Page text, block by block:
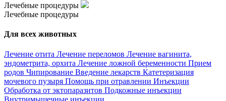
Лечебные процедуры
Лечебные процедуры
Для всех животных
Лечение отита Лечение переломов Лечение вагинита,
эндометрита, орхита Лечение ложной беременности Прием
родов Чипирование Введение лекарств Катетеризация
мочевого пузыря Помощь при отравлении Инъекции
Обработка от эктопаразитов Подкожные инъекции
Внутримышечные инъекции